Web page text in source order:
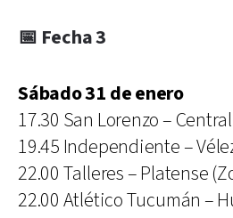
📅 Fecha 3
Sábado 31 de enero
17.30 San Lorenzo –
19.45 Independiente –
22.00 Talleres – Platense
22.00 Atlético Tucumán –